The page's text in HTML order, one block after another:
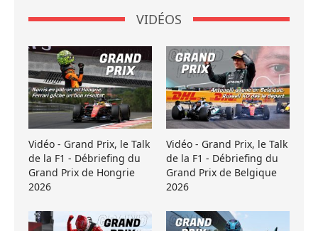
VIDÉOS
Vidéo - Grand Prix, le Talk
de la F1 - Débriefing du
Grand Prix de Hongrie
2026
Vidéo - Grand Prix, le Talk
de la F1 - Débriefing du
Grand Prix de Belgique
2026